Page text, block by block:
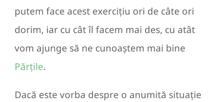
putem face acest exercițiu ori de câte ori
dorim, iar cu cât îl facem mai des, cu atât
vom ajunge să ne cunoaștem mai bine
Părțile.
Dacă este vorba despre o anumită situație